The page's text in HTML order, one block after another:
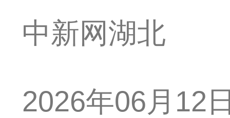
中新网湖北
2026年06月12